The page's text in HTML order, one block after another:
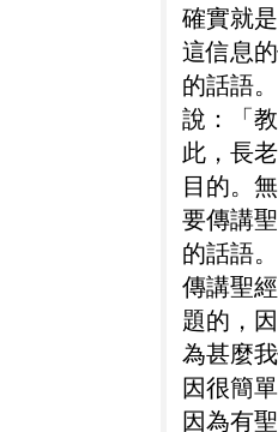
確實就
這信息
的話語
說：「
此，長
目的。
要傳講
的話語
傳講聖
題的，
為甚麼
因很簡
因為有